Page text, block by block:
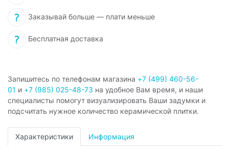
Заказывай больше — плати меньше
Бесплатная доставка
Запишитесь по телефонам магазина +7 (499) 460-56-
01 и +7 (985) 025-48-73 на удобное Вам время, и наши
специалисты помогут визуализировать Ваши задумки и
подсчитать нужное количество керамической плитки.
Характеристики Информация